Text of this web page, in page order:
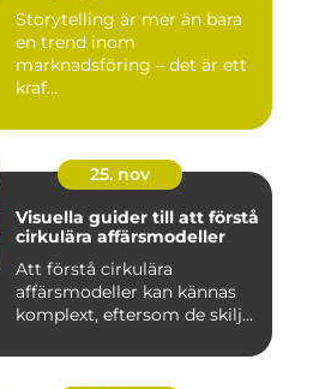
Storytelling är mer än bara
en trend inom
marknadsföring – det är ett
kraf...
25. nov
Visuella guider till att förstå
cirkulära affärsmodeller
Att förstå cirkulära
affärsmodeller kan kännas
komplext, eftersom de skilj...